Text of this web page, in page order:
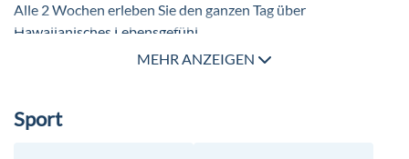
Alle 2 Wochen erleben Sie den ganzen Tag über
Hawaiianisches Lebensgefühl.
MEHR ANZEIGEN
Sport